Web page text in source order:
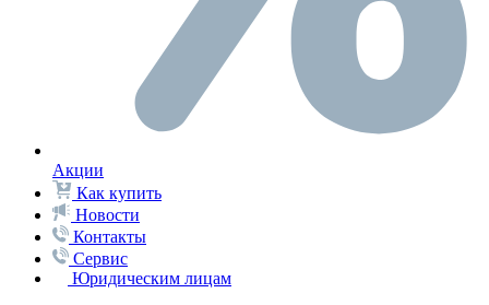
Акции
Как купить
Новости
Контакты
Сервис
Юридическим лицам